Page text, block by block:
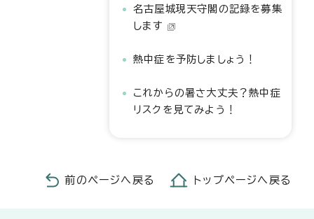
名古屋城現天守閣の記録を募集
します
熱中症を予防しましょう！
これからの暑さ大丈夫？熱中症
リスクを見てみよう！
前のページへ戻る トップページへ戻る